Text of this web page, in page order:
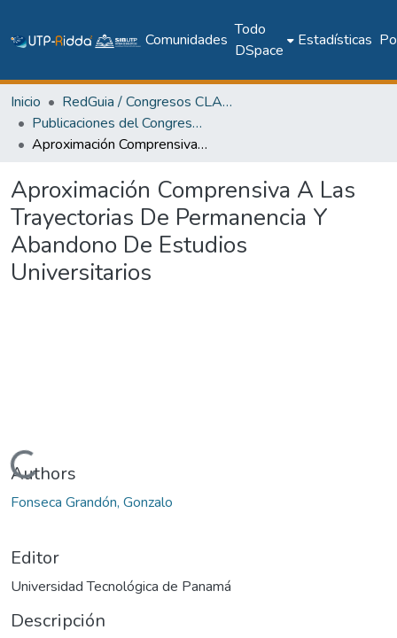
Comunidades
Todo
DSpace
Estadísticas
Inicio
RedGuia / Congresos CLABES
Publicaciones del Congreso Internacional CLABES
Aproximación Comprensiva A Las Trayectorias De Permanencia Y Abandono De Estudios Universitarios
Aproximación Comprensiva A Las
Trayectorias De Permanencia Y
Abandono De Estudios
Universitarios
Cargando...
Authors
Fonseca Grandón, Gonzalo
Editor
Universidad Tecnológica de Panamá
Descripción